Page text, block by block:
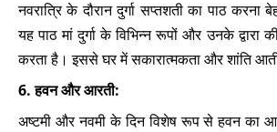
नवरात्रि के दौरान दुर्गा सप्तशती का पाठ करना
यह पाठ मां दुर्गा के विभिन्न रूपों और उनके द्वारा
करता है। इससे घर में सकारात्मकता और शांति
6. हवन और आरती:
अष्टमी और नवमी के दिन विशेष रूप से हवन का